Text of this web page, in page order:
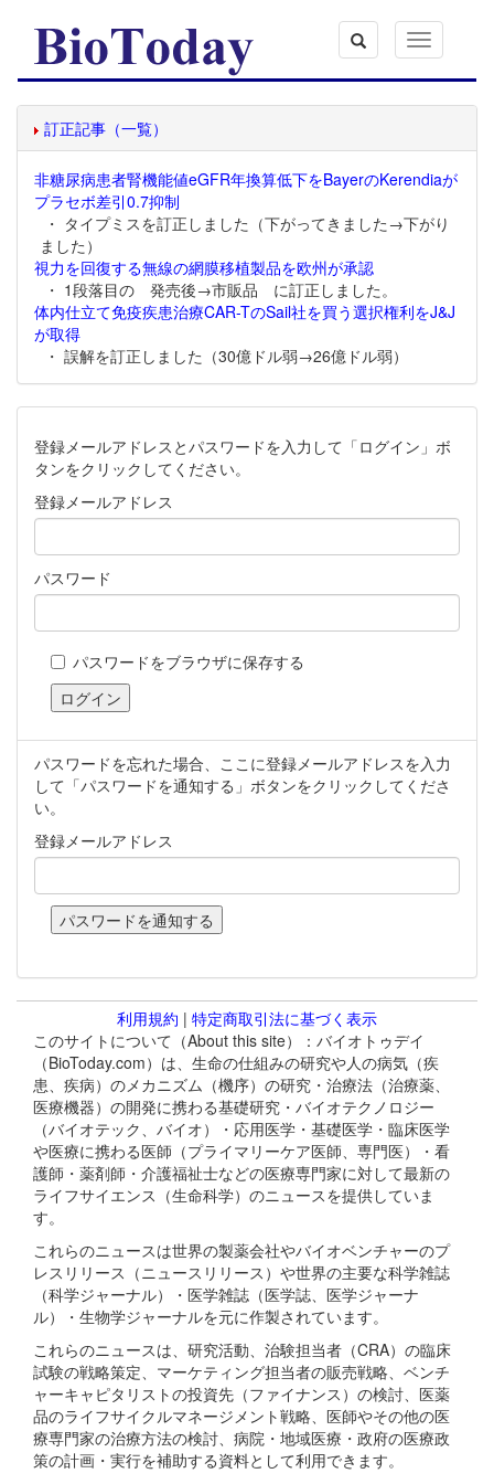
Toggle
navigation
訂正記事（一覧）
非糖尿病患者腎機能値eGFR年換算低下をBayerのKerendiaが
プラセボ差引0.7抑制
・ タイプミスを訂正しました（下がってきました→下がり
ました）
視力を回復する無線の網膜移植製品を欧州が承認
・ 1段落目の 発売後→市販品 に訂正しました。
体内仕立て免疫疾患治療CAR-TのSail社を買う選択権利をJ&J
が取得
・ 誤解を訂正しました（30億ドル弱→26億ドル弱）
登録メールアドレスとパスワードを入力して「ログイン」ボ
タンをクリックしてください。
登録メールアドレス
パスワード
パスワードをブラウザに保存する
パスワードを忘れた場合、ここに登録メールアドレスを入力
して「パスワードを通知する」ボタンをクリックしてくださ
い。
登録メールアドレス
利用規約 | 特定商取引法に基づく表示
このサイトについて（About this site）：バイオトゥデイ
（BioToday.com）は、生命の仕組みの研究や人の病気（疾
患、疾病）のメカニズム（機序）の研究・治療法（治療薬、
医療機器）の開発に携わる基礎研究・バイオテクノロジー
（バイオテック、バイオ）・応用医学・基礎医学・臨床医学
や医療に携わる医師（プライマリーケア医師、専門医）・看
護師・薬剤師・介護福祉士などの医療専門家に対して最新の
ライフサイエンス（生命科学）のニュースを提供していま
す。
これらのニュースは世界の製薬会社やバイオベンチャーのプ
レスリリース（ニュースリリース）や世界の主要な科学雑誌
（科学ジャーナル）・医学雑誌（医学誌、医学ジャーナ
ル）・生物学ジャーナルを元に作製されています。
これらのニュースは、研究活動、治験担当者（CRA）の臨床
試験の戦略策定、マーケティング担当者の販売戦略、ベンチ
ャーキャピタリストの投資先（ファイナンス）の検討、医薬
品のライフサイクルマネージメント戦略、医師やその他の医
療専門家の治療方法の検討、病院・地域医療・政府の医療政
策の計画・実行を補助する資料として利用できます。